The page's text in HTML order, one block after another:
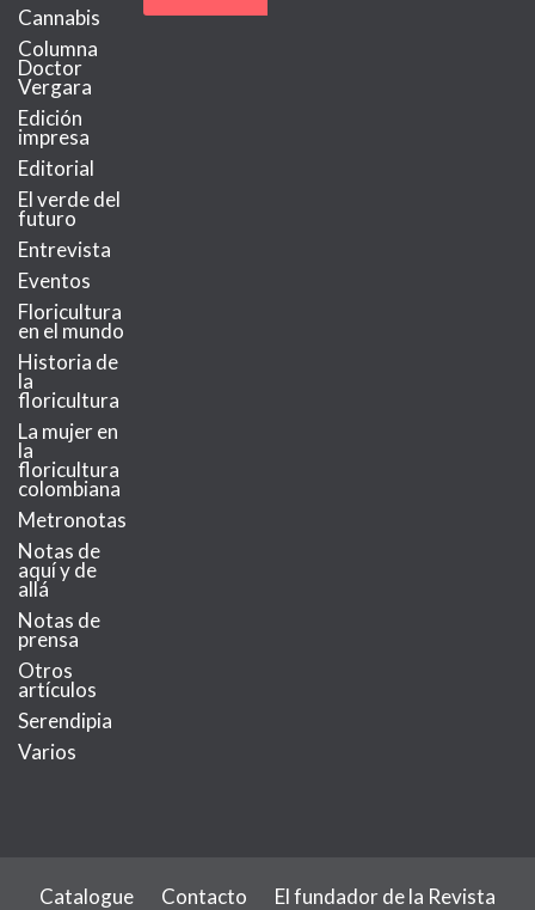
Cannabis
Columna
Doctor
Vergara
Edición
impresa
Editorial
El verde del
futuro
Entrevista
Eventos
Floricultura
en el mundo
Historia de
la
floricultura
La mujer en
la
floricultura
colombiana
Metronotas
Notas de
aquí y de
allá
Notas de
prensa
Otros
artículos
Serendipia
Varios
Catalogue Contacto El fundador de la Revista